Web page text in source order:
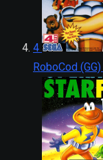
4
RoboCod (GG)